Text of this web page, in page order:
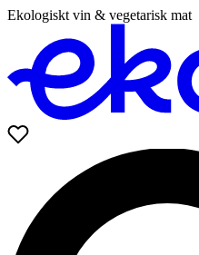
Ekologiskt vin & vegetarisk mat